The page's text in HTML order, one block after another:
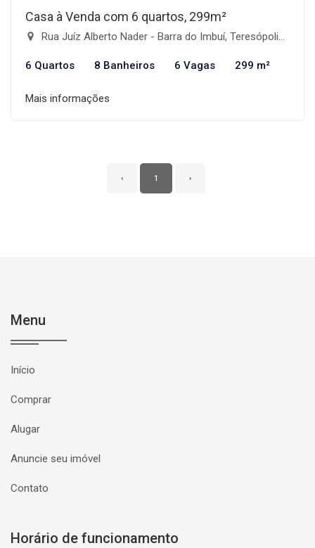
Casa à Venda com 6 quartos, 299m²
Rua Juíz Alberto Nader - Barra do Imbuí, Teresópolis-RJ
6 Quartos 8 Banheiros 6 Vagas 299 m²
Mais informações
‹ 1 ›
Menu
Início
Comprar
Alugar
Anuncie seu imóvel
Contato
Horário de funcionamento